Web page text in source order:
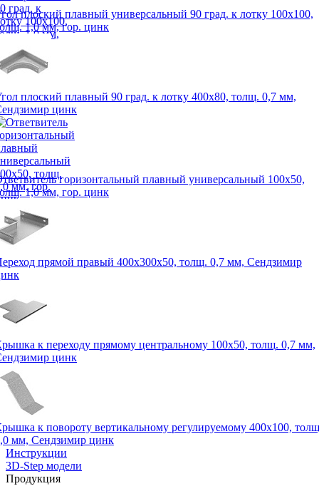
плоский плавный универсальный 90 град. к лотку 100х100,
1,0 мм, гор. цинк
плоский плавный 90 град. к лотку 400х80, толщ. 0,7 мм,
цинк
горизонтальный плавный универсальный 100х50,
1,0 мм, гор. цинк
прямой правый 400х300х50, толщ. 0,7 мм, Сендзимир
к переходу прямому центральному 100х50, толщ. 0,7 мм,
цинк
к повороту вертикальному регулируемому 400х100,
мм, Сендзимир цинк
Инструкции
3D-Step модели
Продукция